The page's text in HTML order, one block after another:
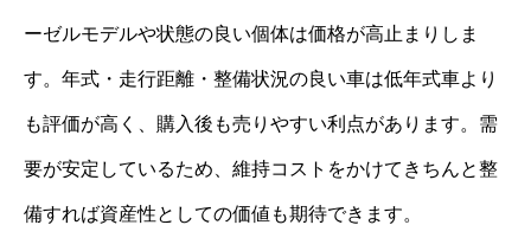
ーゼルモデルや状態の良い個体は価格が高止まりしま
す。年式・走行距離・整備状況の良い車は低年式車より
も評価が高く、購入後も売りやすい利点があります。需
要が安定しているため、維持コストをかけてきちんと整
備すれば資産性としての価値も期待できます。